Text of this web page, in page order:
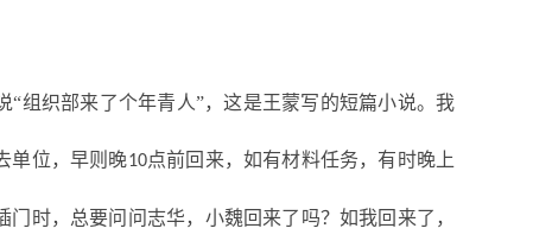
“组织部来了个年青人”，这是王蒙写的短篇小说。我
单位，早则晚10点前回来，如有材料任务，有时晚上
时，总要问问志华，小魏回来了吗？如我回来了，